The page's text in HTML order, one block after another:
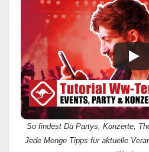
So findest Du Partys, Konzerte,
Jede Menge Tipps für aktuelle